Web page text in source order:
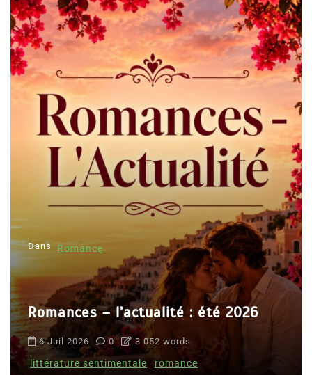
Dans Romance
Romances – l’actualité : été 2026
6 Juil 2026 0 3 052 words
littérature sentimentale romance